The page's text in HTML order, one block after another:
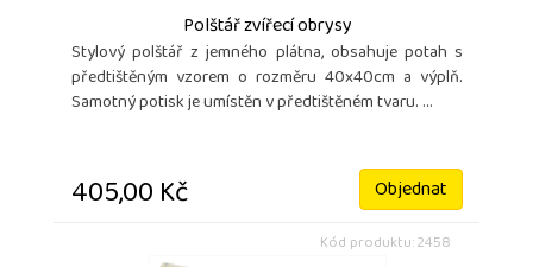
Polštář zvířecí obrysy
Stylový polštář z jemného plátna, obsahuje potah s
předtištěným vzorem o rozměru 40x40cm a výplň.
Samotný potisk je umístěn v předtištěném tvaru. ...
405,00 Kč Objednat
Kód produktu: 2458